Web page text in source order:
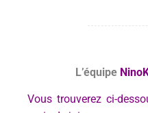
L’équipe
Vous trouverez ci-